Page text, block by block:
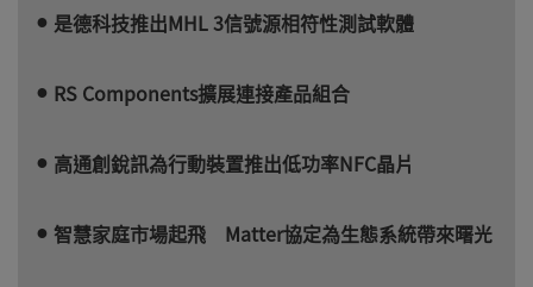
是德科技推出MHL 3信號源相符性測試軟體
RS Components擴展連接產品組合
高通創銳訊為行動裝置推出低功率NFC晶片
智慧家庭市場起飛 Matter協定為生態系統帶來曙光